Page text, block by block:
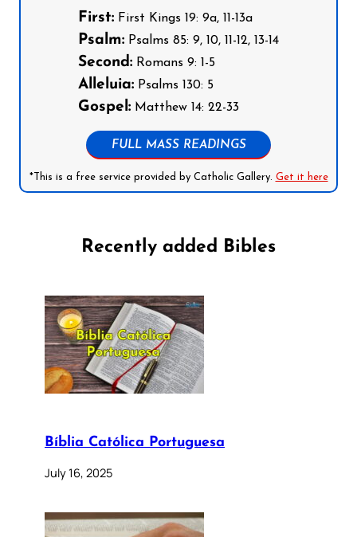
First: First Kings 19: 9a, 11-13a
Psalm: Psalms 85: 9, 10, 11-12, 13-14
Second: Romans 9: 1-5
Alleluia: Psalms 130: 5
Gospel: Matthew 14: 22-33
FULL MASS READINGS
*This is a free service provided by Catholic Gallery. Get it here
Recently added Bibles
Bíblia Católica Portuguesa
July 16, 2025